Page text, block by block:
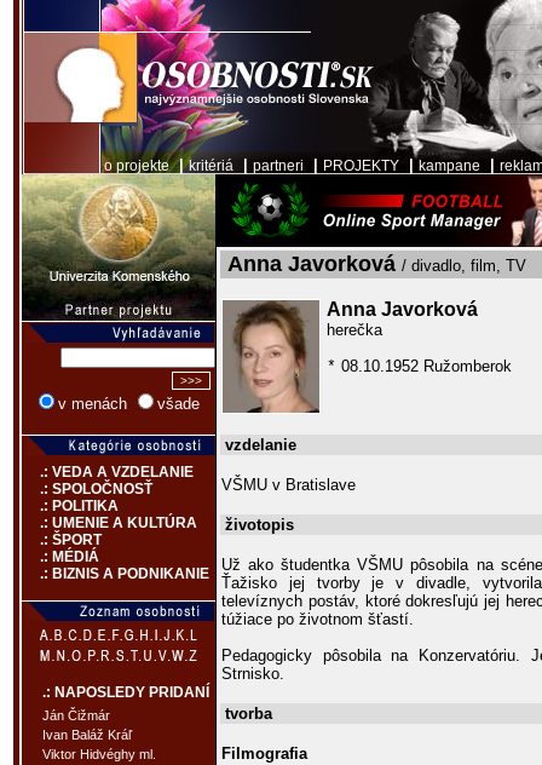
o projekte|kritériá partneri PROJEKTY kampane
v menách všade
.: VEDA A VZDELANIE
.: SPOLOČNOSŤ
.: POLITIKA
.: UMENIE A KULTÚRA
.: ŠPORT
.: MÉDIÁ
.: BIZNIS A PODNIKANIE
.: NAPOSLEDY PRIDANÍ
Ján Čižmár
Ivan Baláž Kráľ
Viktor Hidvéghy ml.
Anna Javorková / divadlo, film, TV
Anna Javorková
herečka
* 08.10.1952 Ružomberok
vzdelanie
VŠMU v Bratislave
životopis
Už ako študentka VŠMU pôsobila na
Ťažisko jej tvorby je v divadle,
televíznych postáv, ktoré dokresľujú jej
túžiace po životnom šťastí.
Pedagogicky pôsobila na Konzervatóriu.
Strnisko.
tvorba
Filmografia